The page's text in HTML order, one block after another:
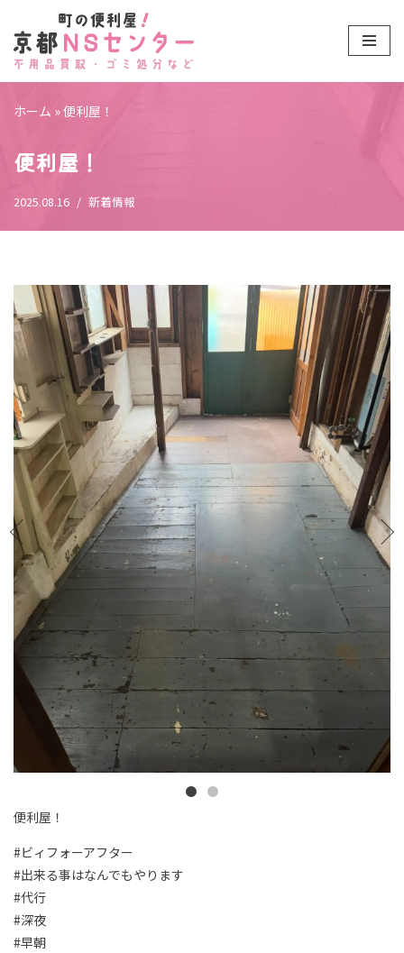
コ
ン
ン
へ
キ
ッ
ホーム »便利屋！
便利屋！
2025.08.16 新着情報
便利屋！
#ビィフォーアフター
#出来る事はなんでもやります
#代行
#深夜
#早朝